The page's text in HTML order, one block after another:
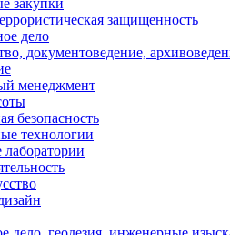
закупки
защищенность
дело
документоведение,
менеджмент
безопасность
технологии